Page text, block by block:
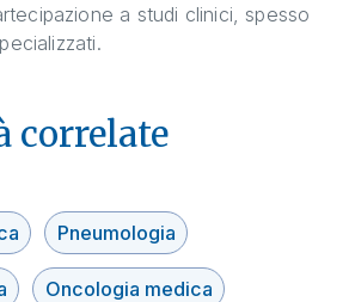
a studi clinici, spesso
correlate
Pneumologia
Oncologia medica